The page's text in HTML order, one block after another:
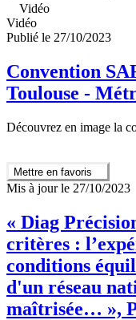
Vidéo
Vidéo
Publié le 27/10/2023
Convention
Toulouse -
Découvrez en image la
Mettre en favoris
Mis à jour le 27/10/2023
« Diag
critères :
conditions
d'un réseau
maîtrisée… »,